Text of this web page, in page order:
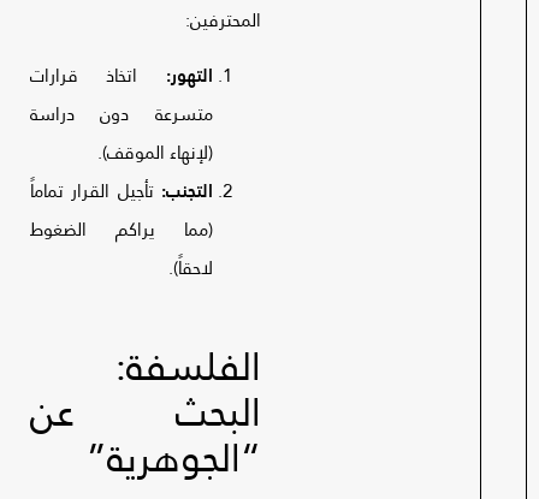
المحترفين:
التهور: اتخاذ قرارات
متسرعة دون دراسة
(لإنهاء الموقف).
التجنب: تأجيل القرار تماماً
(مما يراكم الضغوط
لاحقاً).
الفلسفة:
البحث عن
“الجوهرية”